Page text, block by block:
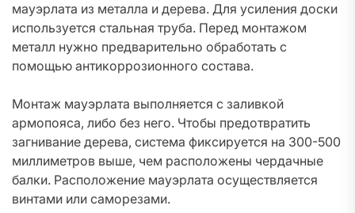
мауэрлата из металла и дерева. Для усиления доски
используется стальная труба. Перед монтажом
металл нужно предварительно обработать с
помощью антикоррозионного состава.
Монтаж мауэрлата выполняется с заливкой
армопояса, либо без него. Чтобы предотвратить
загнивание дерева, система фиксируется на 300-500
миллиметров выше, чем расположены чердачные
балки. Расположение мауэрлата осуществляется
винтами или саморезами.